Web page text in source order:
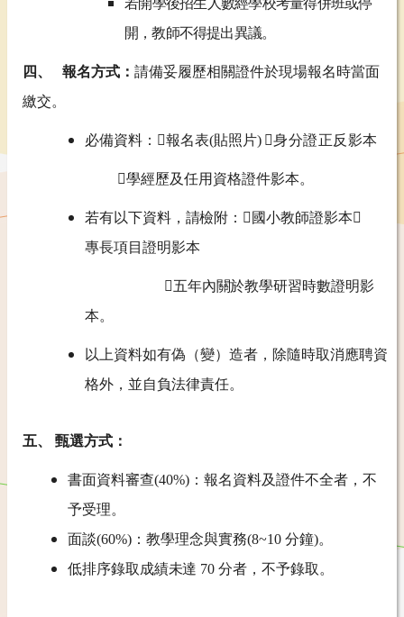
若開學後招生人數經學校考量得併班或停
開，教師不得提出異議。
四、 報名方式： 請備妥履歷相關證件於現場報名時當面
繳交。
必備資料：報名表(貼照片) 身分證正反影本
學經歷及任用資格證件影本。
若有以下資料，請檢附： 國小教師證影本
專長項目證明影本
五年內關於教學研習時數證明影
本。
以上資料如有偽（變）造者，除隨時取消應聘資
格外，並自負法律責任。
五、 甄選方式：
書面資料審查(40%)：報名資料及證件不全者，不
予受理。
面談(60%)：教學理念與實務(8~10 分鐘)。
低排序錄取成績未達 70 分者，不予錄取。